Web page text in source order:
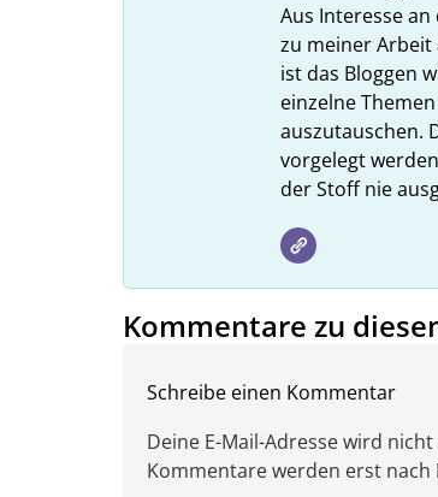
Aus Interesse an
zu meiner
ist das Bloggen
einzelne
auszutauschen.
vorgelegt
der Stoff nie
Kommentare zu
Schreibe einen Kommentar
Deine E-Mail-Adresse wird
Kommentare werden erst